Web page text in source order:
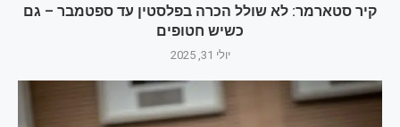
קיר סטארמר: לא שולל הכרה בפלסטין עד ספטמבר – גם
כשיש חטופים
יולי 31, 2025